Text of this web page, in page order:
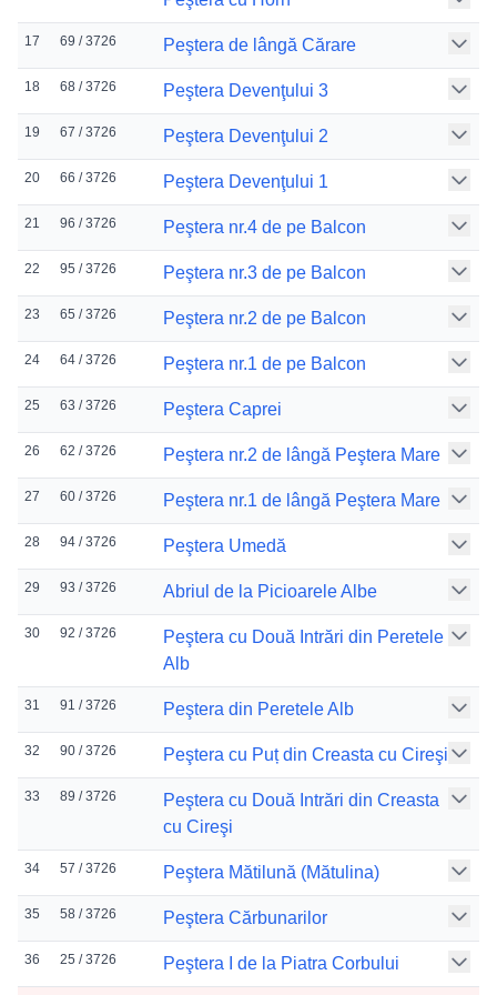
17 69 / 3726 Peştera de lângă Cărare
18 68 / 3726 Peştera Devenţului 3
19 67 / 3726 Peştera Devenţului 2
20 66 / 3726 Peştera Devenţului 1
21 96 / 3726 Peştera nr.4 de pe Balcon
22 95 / 3726 Peştera nr.3 de pe Balcon
23 65 / 3726 Peştera nr.2 de pe Balcon
24 64 / 3726 Peştera nr.1 de pe Balcon
25 63 / 3726 Peştera Caprei
26 62 / 3726 Peştera nr.2 de lângă Peştera Mare
27 60 / 3726 Peştera nr.1 de lângă Peştera Mare
28 94 / 3726 Peştera Umedă
29 93 / 3726 Abriul de la Picioarele Albe
30 92 / 3726
Peştera cu Două Intrări din Peretele
Alb
31 91 / 3726 Peştera din Peretele Alb
32 90 / 3726 Peştera cu Puț din Creasta cu Cireşi
33 89 / 3726
Peştera cu Două Intrări din Creasta
cu Cireşi
34 57 / 3726 Peştera Mătilună (Mătulina)
35 58 / 3726 Peştera Cărbunarilor
36 25 / 3726 Peştera I de la Piatra Corbului